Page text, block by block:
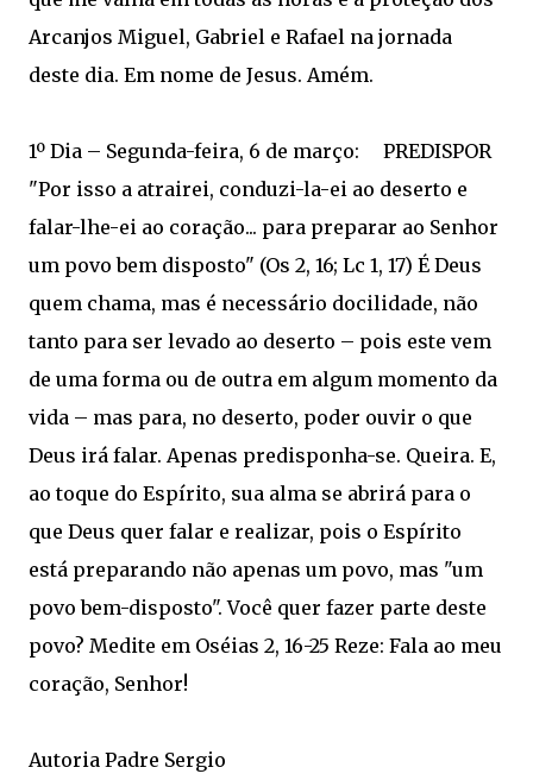
Arcanjos Miguel, Gabriel e Rafael na jornada
deste dia. Em nome de Jesus. Amém.
1º Dia – Segunda-feira, 6 de março: PREDISPOR
"Por isso a atrairei, conduzi-la-ei ao deserto e
falar-lhe-ei ao coração... para preparar ao Senhor
um povo bem disposto" (Os 2, 16; Lc 1, 17) É Deus
quem chama, mas é necessário docilidade, não
tanto para ser levado ao deserto – pois este vem
de uma forma ou de outra em algum momento da
vida – mas para, no deserto, poder ouvir o que
Deus irá falar. Apenas predisponha-se. Queira. E,
ao toque do Espírito, sua alma se abrirá para o
que Deus quer falar e realizar, pois o Espírito
está preparando não apenas um povo, mas "um
povo bem-disposto". Você quer fazer parte deste
povo? Medite em Oséias 2, 16-25 Reze: Fala ao meu
coração, Senhor!
Autoria Padre Sergio